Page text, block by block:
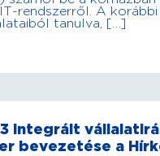
rendszerről. A
tanulva, […]
integrált
bevezetése a